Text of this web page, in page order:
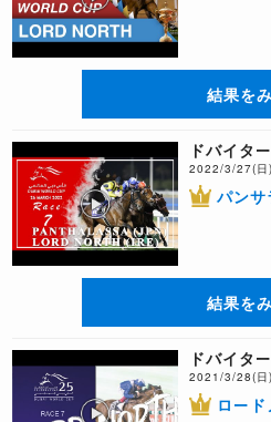
結果を
ドバイタ
2022/3/27(日)
パンサ
結果を
ドバイタ
2021/3/28(日)
ロー